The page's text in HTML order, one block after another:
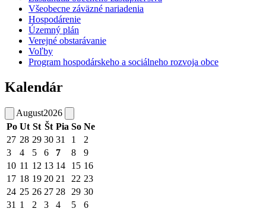
Všeobecne záväzné nariadenia
Hospodárenie
Územný plán
Verejné obstarávanie
Voľby
Program hospodárskeho a sociálneho rozvoja obce
Kalendár
August2026
Po Ut St Št Pia So Ne
27 28 29 30 31 1
2
3
4 5 6 7 8
9
10 11 12 13 14 15 16
17 18 19 20 21 22 23
24 25 26 27 28 29 30
31 1 2 3 4 5 6